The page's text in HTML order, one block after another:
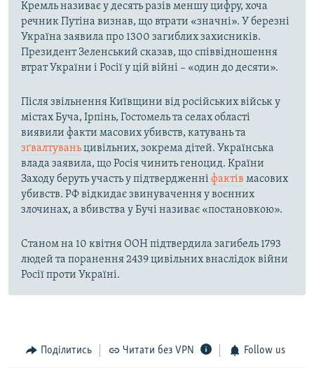
Кремль називає у десять разів меншу цифру, хоча
речник Путіна визнав, що втрати «значні». У березні
Україна заявила про 1300 загиблих захисників.
Президент Зеленський сказав, що співвідношення
втрат України і Росії у цій війні – «один до десяти».
Після звільнення Київщини від російських військ у
містах Буча, Ірпінь, Гостомель та селах області
виявили факти масових убивств, катувань та
зґвалтуваньцивільних, зокрема дітей. Українська
влада заявила, що Росія чинить геноцид. Країни
Заходу беруть участь у підтвердженні фактів масових
убивств. РФ відкидає звинувачення у воєнних
злочинах, а вбивства у Бучі називає «постановкою».
Станом на 10 квітня ООН підтвердила загибель 1793
людей та поранення 2439 цивільних внаслідок війни
Росії проти Україні.
Поділитись Читати без VPN Follow us